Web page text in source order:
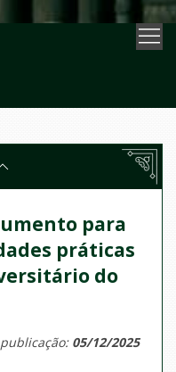
para
práticas
do
05/12/2025